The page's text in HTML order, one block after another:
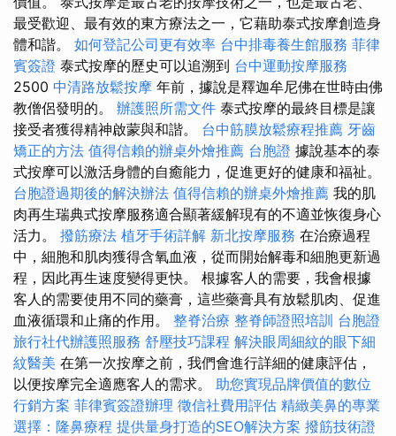
最受歡迎、最有效的東方療法之一，它藉助泰式按摩創造身
體和諧。 如何登記公司更有效率 台中排毒養生館服務 菲律
賓簽證 泰式按摩的歷史可以追溯到 台中運動按摩服務
2500 中清路放鬆按摩 年前，據說是釋迦牟尼佛在世時由佛
教僧侶發明的。 辦護照所需文件 泰式按摩的最終目標是讓
接受者獲得精神啟蒙與和諧。 台中筋膜放鬆療程推薦 牙齒
矯正的方法 值得信賴的辦桌外燴推薦 台胞證 據說基本的泰
式按摩可以激活身體的自癒能力，促進更好的健康和福祉。
台胞證過期後的解決辦法 值得信賴的辦桌外燴推薦 我的肌
肉再生瑞典式按摩服務適合顯著緩解現有的不適並恢復身心
活力。 撥筋療法 植牙手術詳解 新北按摩服務 在治療過程
中，細胞和肌肉獲得含氧血液，從而開始解毒和細胞更新過
程，因此再生速度變得更快。 根據客人的需要，我會根據
客人的需要使用不同的藥膏，這些藥膏具有放鬆肌肉、促進
血液循環和止痛的作用。 整脊治療 整脊師證照培訓 台胞證
旅行社代辦護照服務 舒壓技巧課程 解決眼周細紋的眼下細
紋醫美 在第一次按摩之前，我們會進行詳細的健康評估，
以便按摩完全適應客人的需求。 助您實現品牌價值的數位
行銷方案 菲律賓簽證辦理 徵信社費用評估 精緻美鼻的專業
選擇：隆鼻療程 提供量身打造的SEO解決方案 撥筋技術證